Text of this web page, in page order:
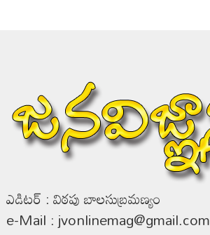
ఎడిటర్ : విఠపు బాలసుబ్రమణ్యం
e-Mail : jvonlinemag@gmail.com